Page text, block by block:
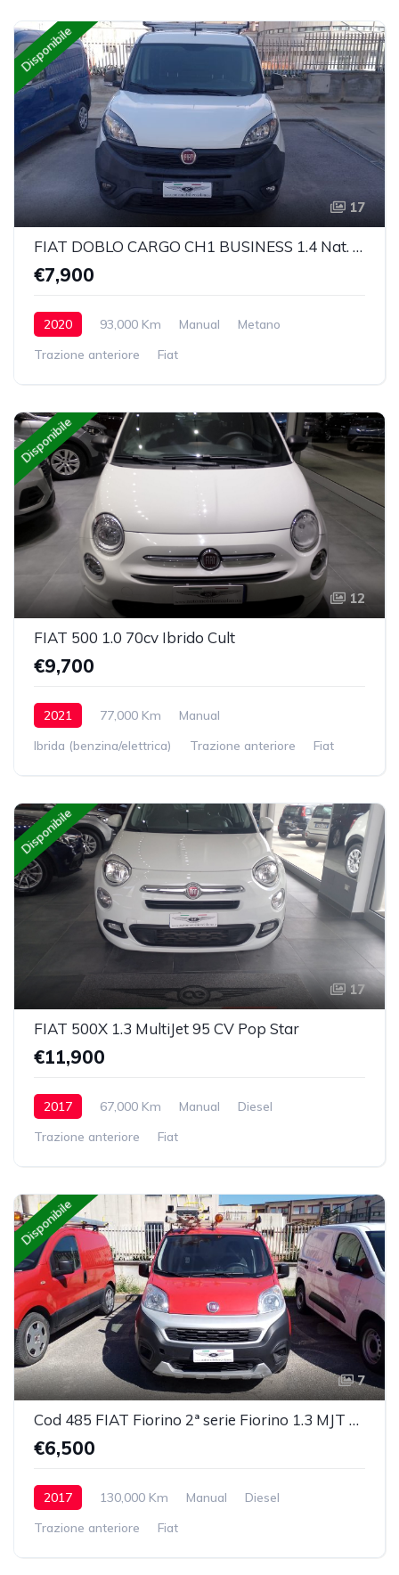
Disponibile
17
FIAT DOBLO CARGO CH1 BUSINESS 1.4 Nat. Power 120cv E6D
€7,900
2020 93,000 Km Manual
Metano
Trazione anteriore
Fiat
Disponibile
12
FIAT 500 1.0 70cv Ibrido Cult
€9,700
2021 77,000 Km
Manual
Ibrida (benzina/elettrica)
Trazione anteriore Fiat
Disponibile
17
FIAT 500X 1.3 MultiJet 95 CV Pop Star
€11,900
2017 67,000 Km Manual
Diesel
Trazione anteriore
Fiat
Disponibile
7
Cod 485 FIAT Fiorino 2ª serie Fiorino 1.3 MJT 95CV Cargo Adventure
€6,500
2017 130,000 Km Manual
Diesel
Trazione anteriore
Fiat